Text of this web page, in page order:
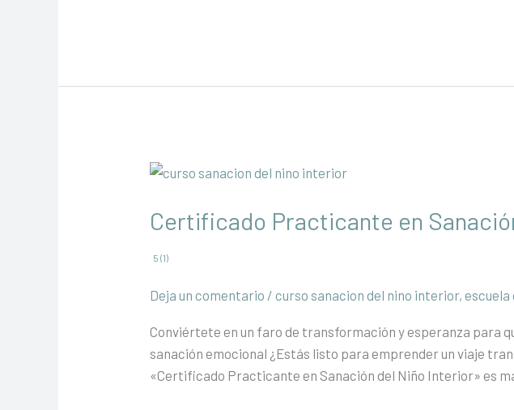
Certificado Practicante en
5 (1)
Deja un comentario /curso sanacion del nino interior,
Conviértete en un faro de transformación y esperanza para
sanación emocional ¿Estás listo para emprender un viaje
«Certificado Practicante en Sanación del Niño Interior» es